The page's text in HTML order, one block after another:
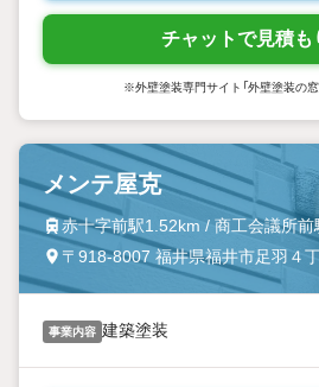
チャットで見積も
※外壁塗装専門サイト「外壁塗装の
メンテ屋克
赤十字前駅1.52km / 商工会議所
〒918-8007 福井県福井市足羽４
事業内容 建築塗装